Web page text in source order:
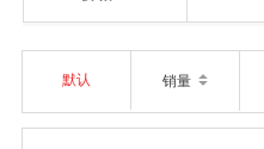
默认 销量